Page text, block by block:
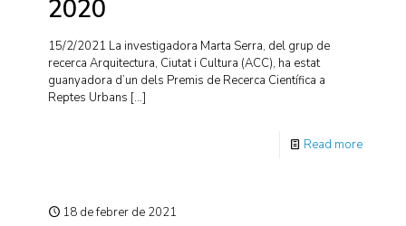
2020
15/2/2021 La investigadora Marta Serra, del grup de
recerca Arquitectura, Ciutat i Cultura (ACC), ha estat
guanyadora d’un dels Premis de Recerca Científica a
Reptes Urbans […]
Read more
18 de febrer de 2021